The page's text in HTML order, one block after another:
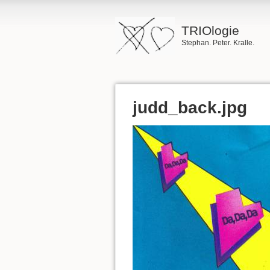
TRIOlogie
Stephan. Peter. Kralle.
judd_back.jpg